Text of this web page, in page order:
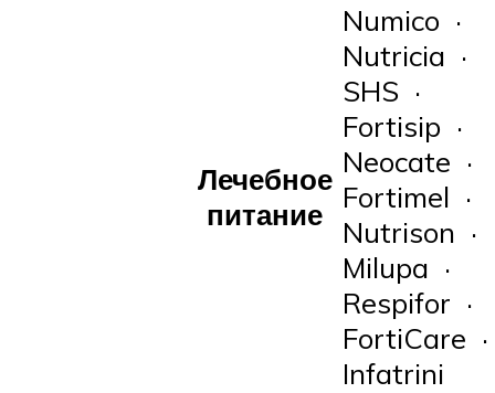
Лечебное
питание
Numico ·
Nutricia ·
SHS ·
Fortisip ·
Neocate ·
Fortimel ·
Nutrison ·
Milupa ·
Respifor ·
FortiCare ·
Infatrini